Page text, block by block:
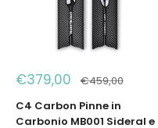
Prezzo
scontato
€379,00 Prezzo
€459,00
C4 Carbon Pinne in
Carbonio MB001 Sideral e